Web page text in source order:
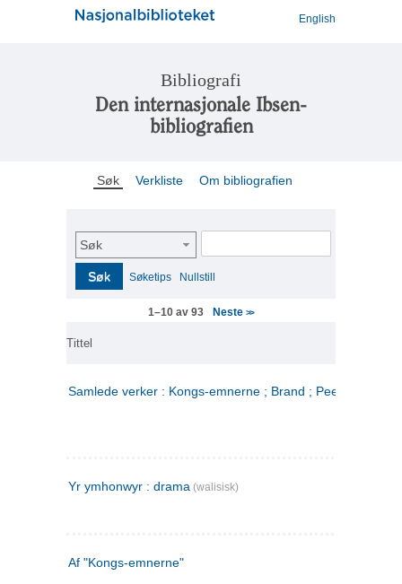
English
Bibliografi
Den internasjonale Ibsen-
bibliografien
Søk Verkliste Om bibliografien
Søk
Søk Søketips Nullstill
1–10 av 93 Neste>>
Tittel
Samlede verker : Kongs-emnerne ; Brand ; Peer Gynt. 2
Yr ymhonwyr : drama (walisisk)
Af "Kongs-emnerne"